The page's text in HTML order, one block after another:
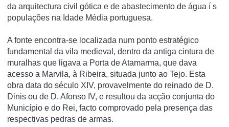
da arquitectura civil gótica e de abastecimento de água í s
populações na Idade Média portuguesa.
A fonte encontra-se localizada num ponto estratégico
fundamental da vila medieval, dentro da antiga cintura de
muralhas que ligava a Porta de Atamarma, que dava
acesso a Marvila, à Ribeira, situada junto ao Tejo. Esta
obra data do século XIV, provavelmente do reinado de D.
Dinis ou de D. Afonso IV, e resultou da acção conjunta do
Municí­pio e do Rei, facto comprovado pela presença das
respectivas pedras de armas.